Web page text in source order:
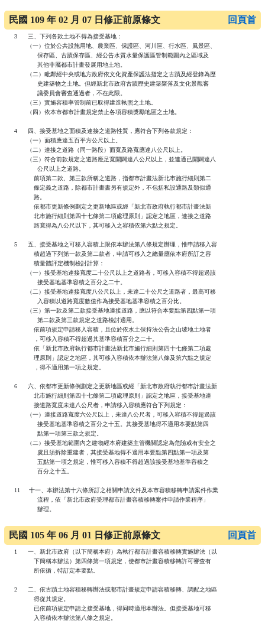
民國 109 年 02 月 07 日修正前原條文 回頁首
   3      三、下列各款土地不得為接受基地：
          （一）位於公共設施用地、農業區、保護區、河川區、行水區、風景區、
                保存區、古蹟保存區、經公告水質水量保護區管制範圍內之區域及
                其他非屬都市計畫發展用地土地。
          （二）毗鄰經中央或地方政府依文化資產保護法指定之古蹟及經登錄為歷
                史建築物之土地。但經新北市政府古蹟歷史建築聚落及文化景觀審
                議委員會審查通過者，不在此限。
          （三）實施容積率管制前已取得建造執照之土地。
          （四）依本市都市計畫規定禁止各項容積獎勵地區之土地。
   4      四、接受基地之面積及連接之道路性質，應符合下列各款規定：
          （一）面積應達五百平方公尺以上。
          （二）連接之道路（同一路段）面寬及路寬應達八公尺以上。
          （三）符合前款規定之道路應足寬開闢達八公尺以上，並連通已開闢達八
                公尺以上之道路。
              前項第二款、第三款所稱之道路，指都市計畫法新北市施行細則第二
              條定義之道路，除都市計畫書另有規定外，不包括私設通路及類似通
              路。
              依都市更新條例劃定之更新地區或經「新北市政府執行都市計畫法新
              北市施行細則第四十七條第二項處理原則」認定之地區，連接之道路
              路寬得為八公尺以下，其可移入之容積依第六點之規定。
   5      五、接受基地之可移入容積上限依本辦法第八條規定辦理，惟申請移入容
              積超過下列第一款及第二款者，申請可移入之總量應依本府所訂之容
              積量體評定機制檢討計算：
          （一）接受基地連接寬度二十公尺以上之道路者，可移入容積不得超過該
                接受基地基準容積之百分之二十。
          （二）接受基地連接寬度八公尺以上，未達二十公尺之道路者，最高可移
                入容積以道路寬度數值作為接受基地基準容積之百分比。
          （三）第一款及第二款接受基地連接道路，應以符合本要點第四點第一項
                第二款及第三款規定之道路檢討適用。
              依前項規定申請移入容積，且位於依水土保持法公告之山坡地土地者
              ，可移入容積不得超過其基準容積百分之二十。
              依「新北市政府執行都市計畫法新北市施行細則第四十七條第二項處
              理原則」認定之地區，其可移入容積依本辦法第八條及第六點之規定
              ，得不適用第一項之規定。
   6      六、依都市更新條例劃定之更新地區或經「新北市政府執行都市計畫法新
              北市施行細則第四十七條第二項處理原則」認定之地區，接受基地連
              接道路寬度未達八公尺者，申請移入容積應符合下列規定：
          （一）連接道路寬度六公尺以上，未達八公尺者，可移入容積不得超過該
                接受基地基準容積之百分之十五。其接受基地得不適用本要點第四
                點第一項第三款之規定。
          （二）接受基地範圍內之建物經本府建築主管機關認定為危險或有安全之
                虞且須拆除重建者，其接受基地得不適用本要點第四點第一項及第
                五點第一項之規定，惟可移入容積不得超過該接受基地基準容積之
                百分之十五。
   11     十一、本辦法第十六條所訂之相關申請文件及本市容積移轉申請案件作業
                流程，依「新北市政府受理都市計畫容積移轉案件申請作業程序」
                辦理。
民國 105 年 06 月 01 日修正前原條文 回頁首
   1      一、新北市政府（以下簡稱本府）為執行都市計畫容積移轉實施辦法（以
              下簡稱本辦法）第四條第一項規定，使都市計畫容積移轉許可審查有
              所依循，特訂定本要點。
   2      二、依古蹟土地容積移轉辦法或都市計畫規定申請容積移轉、調配之地區
              得從其規定。
              已依前項規定申請之接受基地，得同時適用本辦法。但接受基地可移
              入容積依本辦法第八條之規定。